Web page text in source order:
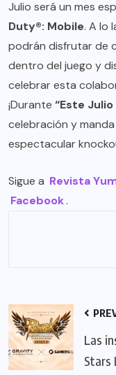
Julio será un mes
Duty®: Mobile. A lo
podrán disfrutar de
dentro del juego y
celebrar esta
¡Durante “Este Julio
celebración y
espectacular
Sigue a Revista
Facebook.
Las
Stars